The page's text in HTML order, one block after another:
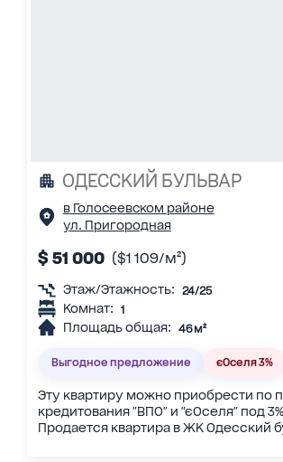
ОДЕССКИЙ БУЛЬВАР
в Голосеевском районе
ул. Пригородная
$ 51 000 ($1 109/м²)
Этаж/Этажность: 24/25
Комнат: 1
Площадь общая: 46 м²
Выгодное предложение єОселя 3%
Эту квартиру можно приобрести по
кредитования "ВПО" и "єОселя" под 3%
Продается квартира в ЖК Одесский